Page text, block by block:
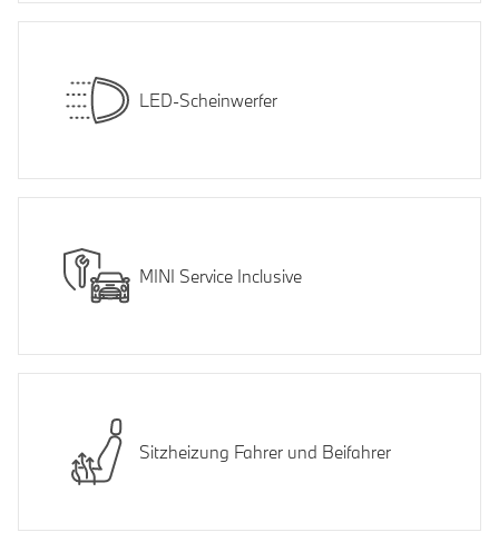
LED-Scheinwerfer
MINI Service Inclusive
Sitzheizung Fahrer und Beifahrer